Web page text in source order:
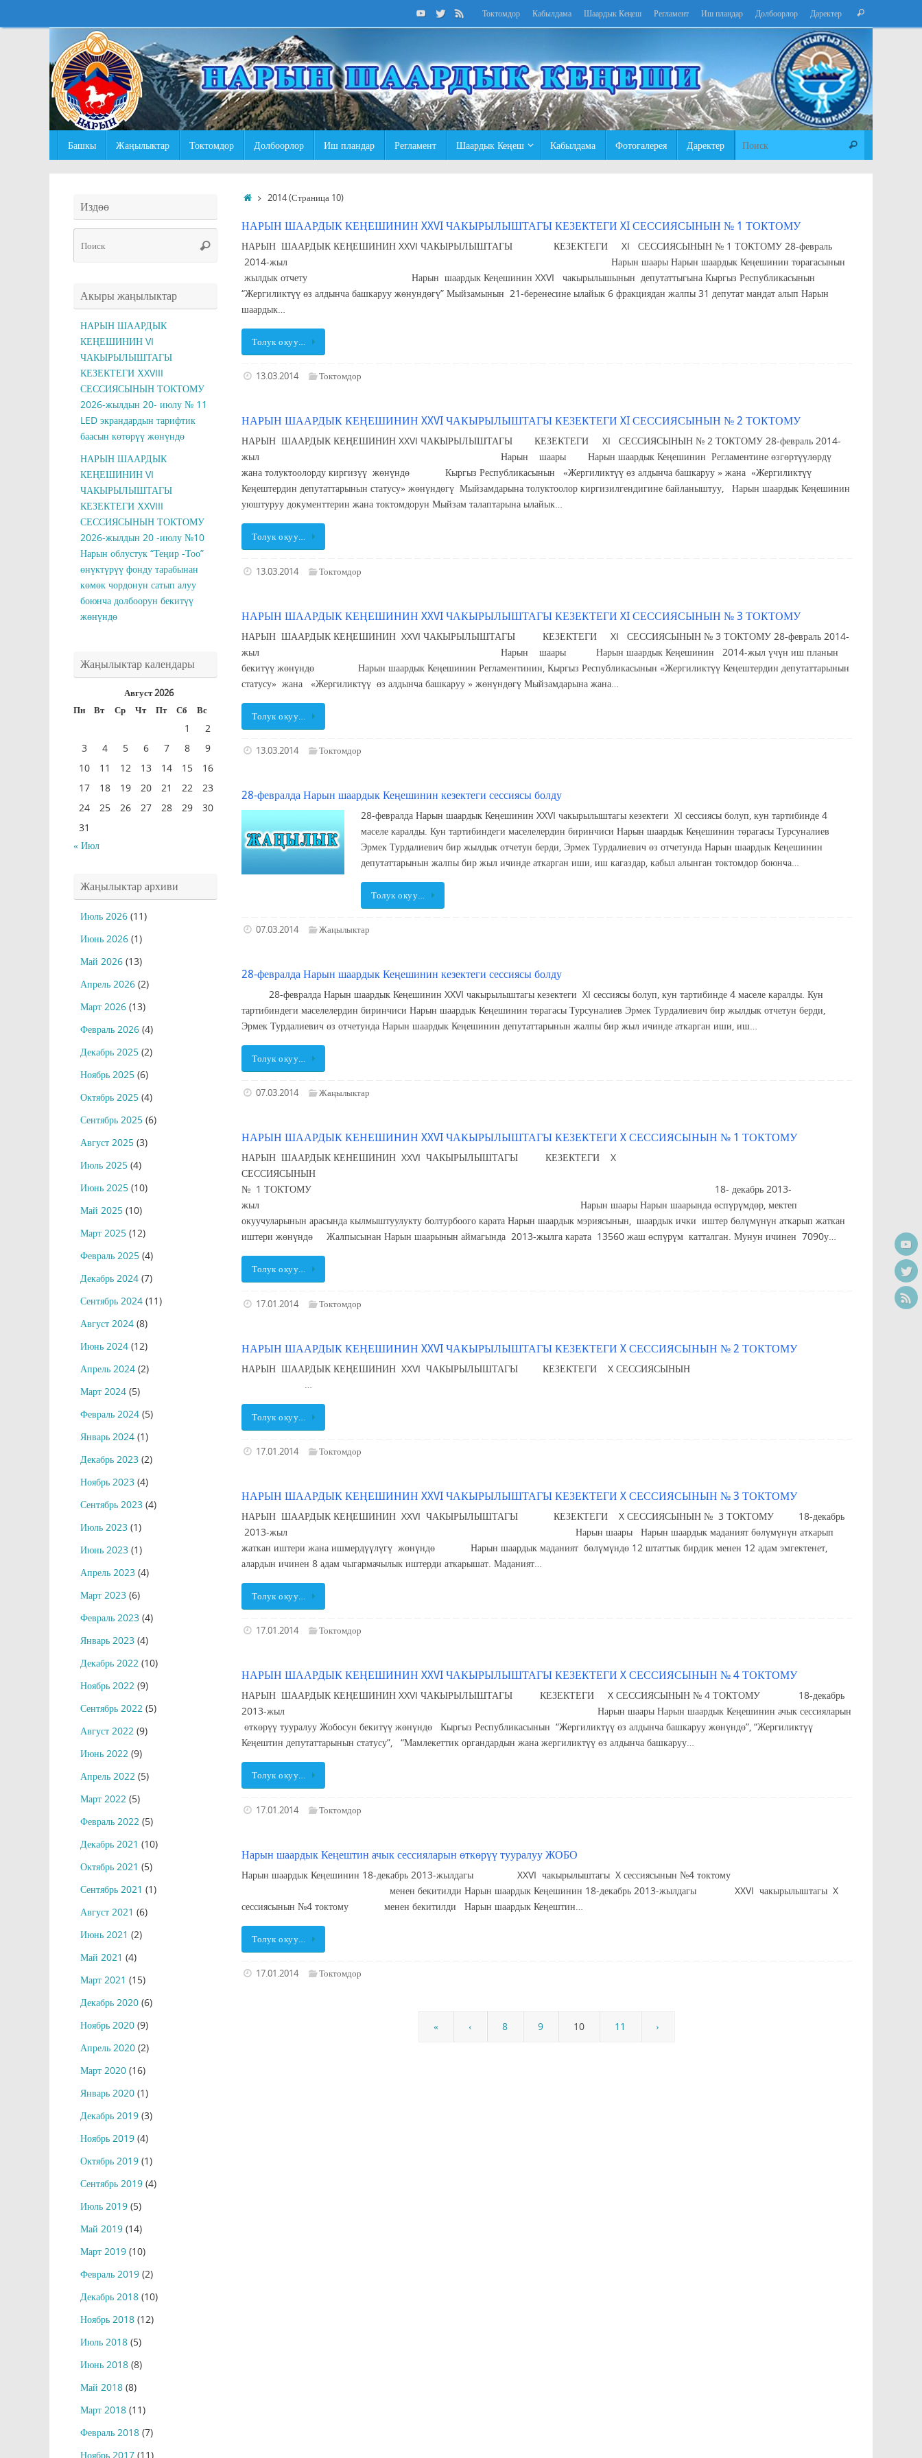
Токтомдор Кабылдама Шаардык Кеңеш Регламент Иш пландар Долбоорлор Даректер Поиск
Башкы Жаңылыктар Токтомдор Долбоорлор Иш пландар Регламент Шаардык Кеңеш Кабылдама Фотогалерея Даректер Поиск
Главная
2014(Страница 10)
НАРЫН ШААРДЫК КЕҢЕШИНИН XXVI ЧАКЫРЫЛЫШТАГЫ КЕЗЕКТЕГИ XI СЕССИЯСЫНЫН № 1 ТОКТОМУ
НАРЫН ШААРДЫК КЕҢЕШИНИН XXVI ЧАКЫРЫЛЫШТАГЫ КЕЗЕКТЕГИ XI СЕССИЯСЫНЫН № 1 ТОКТОМУ 28-февраль
2014-жыл Нарын шаары Нарын шаардык Кеңешинин төрагасынын
жылдык отчету Нарын шаардык Кеңешинин XXVI чакырылышынын депутаттыгына Кыргыз Республикасынын
“Жергиликтүү өз алдынча башкаруу жөнундөгү” Мыйзамынын 21-беренесине ылайык 6 фракциядан жалпы 31 депутат мандат алып Нарын
шаардык…
Толук окуу…
13.03.2014 Токтомдор
НАРЫН ШААРДЫК КЕҢЕШИНИН XXVI ЧАКЫРЫЛЫШТАГЫ КЕЗЕКТЕГИ XI СЕССИЯСЫНЫН № 2 ТОКТОМУ
НАРЫН ШААРДЫК КЕҢЕШИНИН XXVI ЧАКЫРЫЛЫШТАГЫ КЕЗЕКТЕГИ XI СЕССИЯСЫНЫН № 2 ТОКТОМУ 28-февраль 2014-
жыл Нарын шаары Нарын шаардык Кеңешинин Регламентине өзгөртүүлөрдү
жана толуктоолорду киргизүү жөнүндө Кыргыз Республикасынын «Жергиликтүү өз алдынча башкаруу » жана «Жергиликтүү
Кеңештердин депутаттарынын статусу» жөнүндөгү Мыйзамдарына толуктоолор киргизилгендигине байланыштуу, Нарын шаардык Кеңешинин
уюштуруу документтерин жана токтомдорун Мыйзам талаптарына ылайык…
Толук окуу…
13.03.2014 Токтомдор
НАРЫН ШААРДЫК КЕҢЕШИНИН XXVI ЧАКЫРЫЛЫШТАГЫ КЕЗЕКТЕГИ XI СЕССИЯСЫНЫН № 3 ТОКТОМУ
НАРЫН ШААРДЫК КЕҢЕШИНИН XXVI ЧАКЫРЫЛЫШТАГЫ КЕЗЕКТЕГИ XI СЕССИЯСЫНЫН № 3 ТОКТОМУ 28-февраль 2014-
жыл Нарын шаары Нарын шаардык Кеңешинин 2014-жыл үчүн иш планын
бекитүү жөнүндө Нарын шаардык Кеңешинин Регламентинин, Кыргыз Республикасынын «Жергиликтүү Кеңештердин депутаттарынын
статусу» жана «Жергиликтүү өз алдынча башкаруу » жөнүндөгү Мыйзамдарына жана…
Толук окуу…
13.03.2014 Токтомдор
28-февралда Нарын шаардык Кеңешинин кезектеги сессиясы болду
28-февралда Нарын шаардык Кеңешинин XXVI чакырылыштагы кезектеги XI сессиясы болуп, кун тартибинде 4
маселе каралды. Кун тартибиндеги маселелердин биринчиси Нарын шаардык Кеңешинин төрагасы Турсуналиев
Эрмек Турдалиевич бир жылдык отчетун берди, Эрмек Турдалиевич өз отчетунда Нарын шаардык Кеңешинин
депутаттарынын жалпы бир жыл ичинде аткарган иши, иш кагаздар, кабыл алынган токтомдор боюнча…
Толук окуу…
07.03.2014 Жаңылыктар
28-февралда Нарын шаардык Кеңешинин кезектеги сессиясы болду
28-февралда Нарын шаардык Кеңешинин XXVI чакырылыштагы кезектеги XI сессиясы болуп, кун тартибинде 4 маселе каралды. Кун
тартибиндеги маселелердин биринчиси Нарын шаардык Кеңешинин төрагасы Турсуналиев Эрмек Турдалиевич бир жылдык отчетун берди,
Эрмек Турдалиевич өз отчетунда Нарын шаардык Кеңешинин депутаттарынын жалпы бир жыл ичинде аткарган иши, иш…
Толук окуу…
07.03.2014 Жаңылыктар
НАРЫН ШААРДЫК КЕНЕШИНИН XXVI ЧАКЫРЫЛЫШТАГЫ КЕЗЕКТЕГИ X СЕССИЯСЫНЫН № 1 ТОКТОМУ
НАРЫН ШААРДЫК КЕНЕШИНИН XXVI ЧАКЫРЫЛЫШТАГЫ КЕЗЕКТЕГИ X
СЕССИЯСЫНЫН
№ 1 ТОКТОМУ 18- декабрь 2013-
жыл Нарын шаары Нарын шаарында өспүрүмдөр, мектеп
окуучуларынын арасында кылмыштуулукту болтурбоого карата Нарын шаардык мэриясынын, шаардык ички иштер бөлүмүнүн аткарып жаткан
иштери жөнүндө Жалпысынан Нарын шаарынын аймагында 2013-жылга карата 13560 жаш өспүрүм катталган. Мунун ичинен 7090у…
Толук окуу…
17.01.2014 Токтомдор
НАРЫН ШААРДЫК КЕҢЕШИНИН XXVI ЧАКЫРЫЛЫШТАГЫ КЕЗЕКТЕГИ X СЕССИЯСЫНЫН № 2 ТОКТОМУ
НАРЫН ШААРДЫК КЕҢЕШИНИН XXVI ЧАКЫРЫЛЫШТАГЫ КЕЗЕКТЕГИ X СЕССИЯСЫНЫН
Толук окуу…
17.01.2014 Токтомдор
НАРЫН ШААРДЫК КЕҢЕШИНИН XXVI ЧАКЫРЫЛЫШТАГЫ КЕЗЕКТЕГИ X СЕССИЯСЫНЫН № 3 ТОКТОМУ
НАРЫН ШААРДЫК КЕҢЕШИНИН XXVI ЧАКЫРЫЛЫШТАГЫ КЕЗЕКТЕГИ X СЕССИЯСЫНЫН № 3 ТОКТОМУ 18-декабрь
2013-жыл Нарын шаары Нарын шаардык маданият бөлүмүнүн аткарып
жаткан иштери жана ишмердүүлүгү жөнүндө Нарын шаардык маданият бөлүмүндө 12 штаттык бирдик менен 12 адам эмгектенет,
алардын ичинен 8 адам чыгармачылык иштерди аткарышат. Маданият…
Толук окуу…
17.01.2014 Токтомдор
НАРЫН ШААРДЫК КЕҢЕШИНИН XXVI ЧАКЫРЫЛЫШТАГЫ КЕЗЕКТЕГИ X СЕССИЯСЫНЫН № 4 ТОКТОМУ
НАРЫН ШААРДЫК КЕҢЕШИНИН XXVI ЧАКЫРЫЛЫШТАГЫ КЕЗЕКТЕГИ X СЕССИЯСЫНЫН № 4 ТОКТОМУ 18-декабрь
2013-жыл Нарын шаары Нарын шаардык Кеңешинин ачык сессияларын
өткөрүү тууралуу Жобосун бекитүү жөнүндө Кыргыз Республикасынын “Жергиликтүү өз алдынча башкаруу жөнүндө”, “Жергиликтүү
Кеңештин депутаттарынын статусу”, “Мамлекеттик органдардын жана жергиликтүү өз алдынча башкаруу…
Толук окуу…
17.01.2014 Токтомдор
Нарын шаардык Кеңештин ачык сессияларын өткөрүү тууралуу ЖОБО
Нарын шаардык Кеңешинин 18-декабрь 2013-жылдагы XXVI чакырылыштагы X сессиясынын №4 токтому
менен бекитилди Нарын шаардык Кеңешинин 18-декабрь 2013-жылдагы XXVI чакырылыштагы X
сессиясынын №4 токтому менен бекитилди Нарын шаардык Кеңештин…
Толук окуу…
17.01.2014 Токтомдор
« ‹ 8 9 10 11 ›
Издөө
искать:
Поиск
Акыры жаңылыктар
НАРЫН ШААРДЫК
КЕҢЕШИНИН VI
ЧАКЫРЫЛЫШТАГЫ
КЕЗЕКТЕГИ ХXVIII
СЕССИЯСЫНЫН ТОКТОМУ
2026-жылдын 20- июлу № 11
LED экрандардын тарифтик
баасын көтөрүү жөнүндө
НАРЫН ШААРДЫК
КЕҢЕШИНИН VI
ЧАКЫРЫЛЫШТАГЫ
КЕЗЕКТЕГИ ХXVIII
СЕССИЯСЫНЫН ТОКТОМУ
2026-жылдын 20 -июлу №10
Нарын облустук “Теңир -Тоо”
өнүктүрүү фонду тарабынан
көмөк чордонун сатып алуу
боюнча долбоорун бекитүү
жөнүндө
Жаңылыктар календары
Август 2026
Пн
Вт Ср Чт Пт Сб Вс
1
2
3
4 5 6 7 8
9
10
11 12 13 14 15
16
17
18 19 20 21 22
23
24
25 26 27 28 29
30
31
« Июл
Жаңылыктар архиви
Июль 2026 (11)
Июнь 2026 (1)
Май 2026 (13)
Апрель 2026 (2)
Март 2026 (13)
Февраль 2026 (4)
Декабрь 2025 (2)
Ноябрь 2025 (6)
Октябрь 2025 (4)
Сентябрь 2025 (6)
Август 2025 (3)
Июль 2025 (4)
Июнь 2025 (10)
Май 2025 (10)
Март 2025 (12)
Февраль 2025 (4)
Декабрь 2024 (7)
Сентябрь 2024 (11)
Август 2024 (8)
Июнь 2024 (12)
Апрель 2024 (2)
Март 2024 (5)
Февраль 2024 (5)
Январь 2024 (1)
Декабрь 2023 (2)
Ноябрь 2023 (4)
Сентябрь 2023 (4)
Июль 2023 (1)
Июнь 2023 (1)
Апрель 2023 (4)
Март 2023 (6)
Февраль 2023 (4)
Январь 2023 (4)
Декабрь 2022 (10)
Ноябрь 2022 (9)
Сентябрь 2022 (5)
Август 2022 (9)
Июнь 2022 (9)
Апрель 2022 (5)
Март 2022 (5)
Февраль 2022 (5)
Декабрь 2021 (10)
Октябрь 2021 (5)
Сентябрь 2021 (1)
Август 2021 (6)
Июнь 2021 (2)
Май 2021 (4)
Март 2021 (15)
Декабрь 2020 (6)
Ноябрь 2020 (9)
Апрель 2020 (2)
Март 2020 (16)
Январь 2020 (1)
Декабрь 2019 (3)
Ноябрь 2019 (4)
Октябрь 2019 (1)
Сентябрь 2019 (4)
Июль 2019 (5)
Май 2019 (14)
Март 2019 (10)
Февраль 2019 (2)
Декабрь 2018 (10)
Ноябрь 2018 (12)
Июль 2018 (5)
Июнь 2018 (8)
Май 2018 (8)
Март 2018 (11)
Февраль 2018 (7)
Ноябрь 2017 (11)